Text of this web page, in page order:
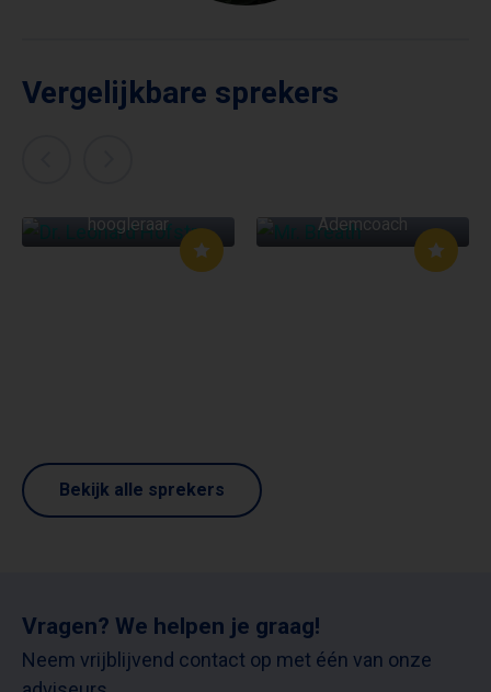
Vergelijkbare sprekers
hoogleraar
Ademcoach
Bekijk alle sprekers
Vragen? We helpen je graag!
Neem vrijblijvend contact op met één van onze